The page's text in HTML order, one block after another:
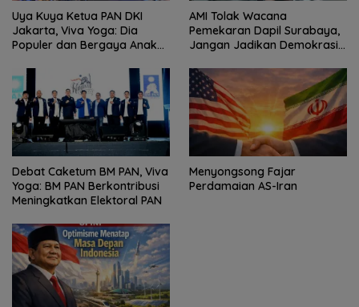
Uya Kuya Ketua PAN DKI
Jakarta, Viva Yoga: Dia
Populer dan Bergaya Anak
AMI Tolak Wacana
Pemekaran Dapil Surabaya,
Jangan Jadikan Demokrasi
Politik
Debat Caketum BM PAN, Viva
Yoga: BM PAN Berkontribusi
Meningkatkan Elektoral PAN
Menyongsong Fajar
Perdamaian AS-Iran